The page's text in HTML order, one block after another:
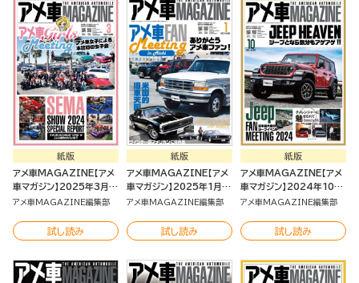
紙版
アメ車MAGAZINE【アメ
車マガジン】2025年3月号
[雑誌]
アメ車MAGAZINE編集部
試し読み
紙版
アメ車MAGAZINE【アメ
車マガジン】2025年1月号
[雑誌]
アメ車MAGAZINE編集部
試し読み
紙版
アメ車MAGAZINE【アメ
車マガジン】2024年10月
号 [雑誌]
アメ車MAGAZINE編集部
試し読み